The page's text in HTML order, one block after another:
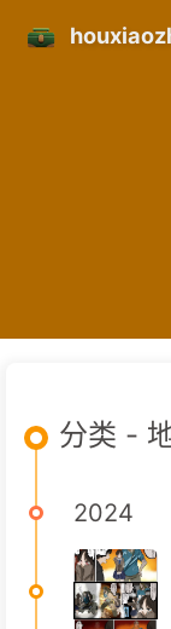
分类 -
2024